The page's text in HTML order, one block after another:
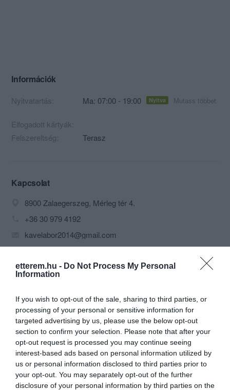
etterem.hu - Do Not Process My Personal
Information
If you wish to opt-out of the sale, sharing to third parties, or
processing of your personal or sensitive information for
targeted advertising by us, please use the below opt-out
section to confirm your selection. Please note that after your
opt-out request is processed you may continue seeing
interest-based ads based on personal information utilized by
us or personal information disclosed to third parties prior to
your opt-out. You may separately opt-out of the further
disclosure of your personal information by third parties on the
Információk
Nyitvatartás: Ma: 07:00 - 19:00 Nyitva Mutass többet
Elfogadott kártyák:
Felszereltség:
Terasz
Kapcsolat
8900 Zalaegerszeg, Mérleg tér 4.
+36 30 979 4192
kavelabor2014@gmail.com
Probléma jelentése Te vagy a tulajdonos?